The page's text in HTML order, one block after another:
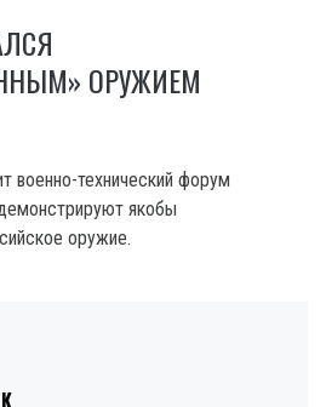
ОРУЖИЕМ
военно-технический форум
якобы
оружие.